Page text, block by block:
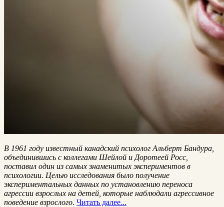
В 1961 году известный канадский психолог Альберт Бандура,
объединившись с коллегами Шейлой и Доротеей Росс,
поставил один из самых знаменитых экспериментов в
психологии. Целью исследования было получение
экспериментальных данных по установлению переноса
агрессии взрослых на детей, которые наблюдали агрессивное
поведение взрослого. Читать далее...